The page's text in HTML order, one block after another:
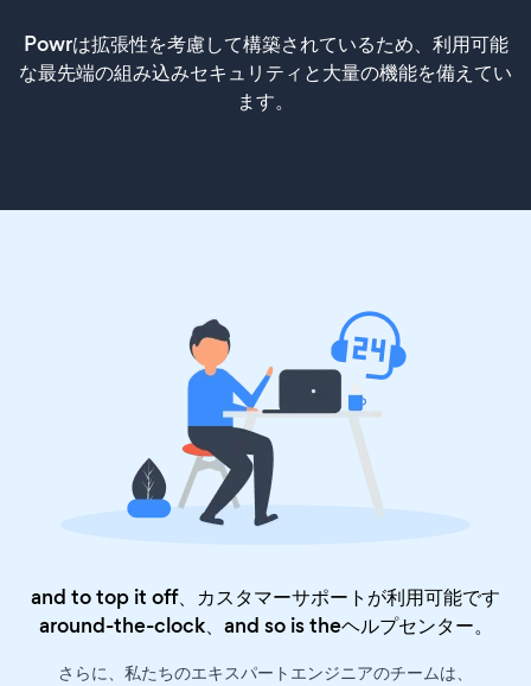
Powrは拡張性を考慮して構築されているため、利用可能
な最先端の組み込みセキュリティと大量の機能を備えてい
ます。
and to top it off、カスタマーサポートが利用可能です
around-the-clock、and so is theヘルプセンター。
さらに、私たちのエキスパートエンジニアのチームは、